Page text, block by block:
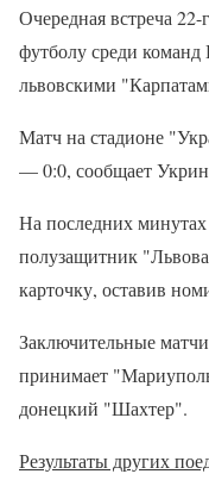
Очередная встреча
футболу среди
львовскими
Матч на стадионе
— 0:0, сообщает
На последних
полузащитник
карточку, оставив
Заключительные
принимает
донецкий "Шахтер".
Результаты других